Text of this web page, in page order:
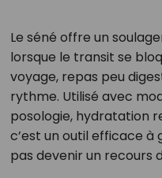
Le séné offre un
lorsque le transit se
voyage, repas peu
rythme. Utilisé avec
posologie, hydratation
c’est un outil efficace à
pas devenir un recours